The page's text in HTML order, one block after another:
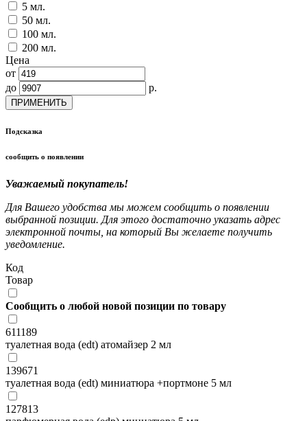
5 мл.
50 мл.
100 мл.
200 мл.
Цена
от
до
р.
ПРИМЕНИТЬ
Подсказка
сообщить о появлении
Уважаемый покупатель!
Для Вашего удобства мы можем сообщить о появлении
выбранной позиции. Для этого достаточно указать адрес
электронной почты, на который Вы желаете получить
уведомление.
Код
Товар
Сообщить о любой новой позиции по товару
611189
туалетная вода (edt) атомайзер 2 мл
139671
туалетная вода (edt) миниатюра +портмоне 5 мл
127813